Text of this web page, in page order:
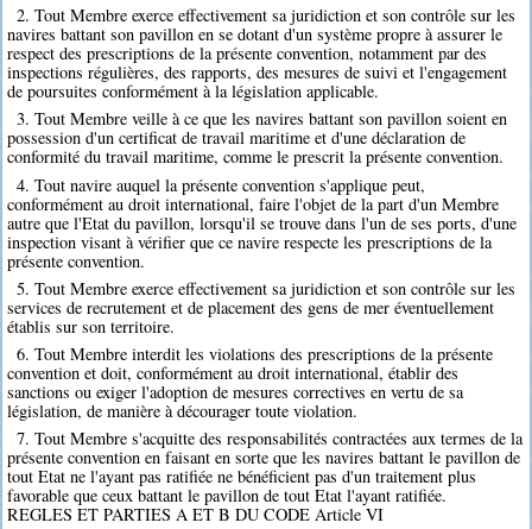
2. Tout Membre exerce effectivement sa juridiction et son contrôle sur les
navires battant son pavillon en se dotant d'un système propre à assurer le
respect des prescriptions de la présente convention, notamment par des
inspections régulières, des rapports, des mesures de suivi et l'engagement
de poursuites conformément à la législation applicable.
3. Tout Membre veille à ce que les navires battant son pavillon soient en
possession d'un certificat de travail maritime et d'une déclaration de
conformité du travail maritime, comme le prescrit la présente convention.
4. Tout navire auquel la présente convention s'applique peut,
conformément au droit international, faire l'objet de la part d'un Membre
autre que l'Etat du pavillon, lorsqu'il se trouve dans l'un de ses ports, d'une
inspection visant à vérifier que ce navire respecte les prescriptions de la
présente convention.
5. Tout Membre exerce effectivement sa juridiction et son contrôle sur les
services de recrutement et de placement des gens de mer éventuellement
établis sur son territoire.
6. Tout Membre interdit les violations des prescriptions de la présente
convention et doit, conformément au droit international, établir des
sanctions ou exiger l'adoption de mesures correctives en vertu de sa
législation, de manière à décourager toute violation.
7. Tout Membre s'acquitte des responsabilités contractées aux termes de la
présente convention en faisant en sorte que les navires battant le pavillon de
tout Etat ne l'ayant pas ratifiée ne bénéficient pas d'un traitement plus
favorable que ceux battant le pavillon de tout Etat l'ayant ratifiée.
REGLES ET PARTIES A ET B DU CODE Article VI